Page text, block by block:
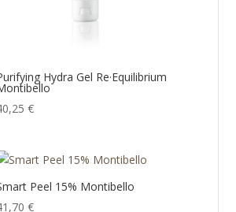
Hydra Gel Re·Equilibrium
€
Peel 15% Montibello
€